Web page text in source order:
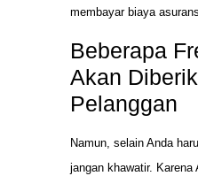
membayar biaya
Beberapa
Akan
Pelanggan
Namun, selain Anda
jangan khawatir. Karena